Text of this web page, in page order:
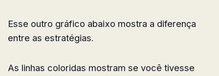
Esse outro gráfico abaixo mostra a diferença
entre as estratégias.
As linhas coloridas mostram se você tivesse